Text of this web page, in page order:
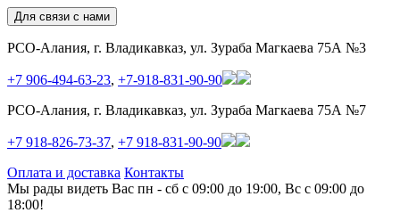
Для связи с нами
РСО-Алания, г. Владикавказ, ул. Зураба Магкаева 75А №3
+7 906-494-63-23, +7-918-831-90-90
РСО-Алания, г. Владикавказ, ул. Зураба Магкаева 75А №7
+7 918-826-73-37, +7 918-831-90-90
Оплата и доставка Контакты
Мы рады видеть Вас пн - сб с 09:00 до 19:00, Вс с 09:00 до
18:00!